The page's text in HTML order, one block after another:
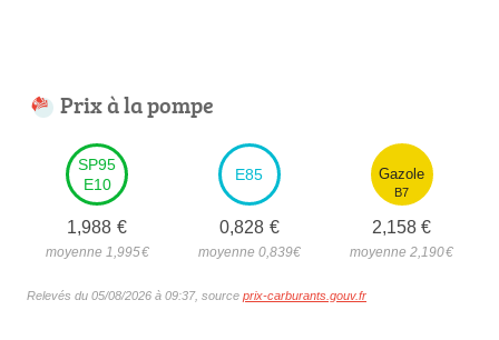
Prix à la pompe
SP95
E10
1,988 €
moyenne 1,995€
E85
0,828 €
moyenne 0,839€
Gazole
B7
2,158 €
moyenne 2,190€
Relevés du 05/08/2026 à 09:37, source prix-carburants.gouv.fr